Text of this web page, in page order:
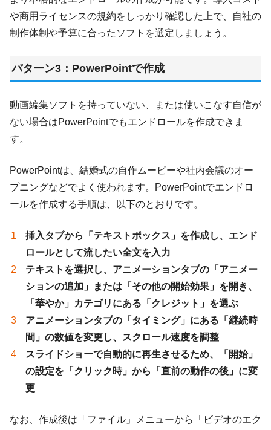
や商用ライセンスの規約をしっかり確認した上で、自社の
制作体制や予算に合ったソフトを選定しましょう。
パターン3：PowerPointで作成
動画編集ソフトを持っていない、または使いこなす自信が
ない場合はPowerPointでもエンドロールを作成できま
す。
PowerPointは、結婚式の自作ムービーや社内会議のオー
プニングなどでよく使われます。PowerPointでエンドロ
ールを作成する手順は、以下のとおりです。
挿入タブから「テキストボックス」を作成し、エンド
ロールとして流したい全文を入力
テキストを選択し、アニメーションタブの「アニメー
ションの追加」または「その他の開始効果」を開き、
「華やか」カテゴリにある「クレジット」を選ぶ
アニメーションタブの「タイミング」にある「継続時
間」の数値を変更し、スクロール速度を調整
スライドショーで自動的に再生させるため、「開始」
の設定を「クリック時」から「直前の動作の後」に変
更
なお、作成後は「ファイル」メニューから「ビデオのエク